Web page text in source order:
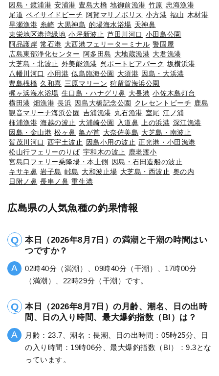
因島・鏡浦港 安浦港 豊島大橋 地御前漁港 竹原 忠海漁港
尾道 ベイサイドビーチ 阿賀マリノポリス 小方港 福山 木材港
早瀬漁港 糸崎 大黒神島 的場海水浴場 天神鼻
東栄地区港湾緑地 小坪新波止 芦田川河口 小田島公園
阿品護岸 常石港 大西港フェリーターミナル 警固屋
広島東部浄化センター 阿多田島 大地蔵漁港 大君漁港
大芝島・北波止 外美能漁港 呉ポートピアパーク 坂横浜港
八幡川河口 小用港 似島臨海公園 大須港 因島・大浜港
豊島桟橋 久和喜 三原マリーン 狩留賀海浜公園
梶ヶ浜海水浴場 生口島・ハナグリ鼻 大長港 小佐木島灯台
横田港 畑漁港 長浜 因島大橋記念公園 クレセントビーチ 鹿島
観音マリーナ海浜公園 吉浦漁港 丸石漁港 室尾 江ノ浦
柿浦漁港 海越の波止 大浦崎公園 入道鼻 上の浜港 深江漁港
因島・金山港 松ヶ鼻 亀が首 大奈佐美島 大芝島・南波止
賀茂川河口 西宇土波止 因島小用の波止 正光港・小田漁港
松山行フェリーのりば 宇和木の波止
鹿老渡小
宮島口フェリー乗降場・本土側 因島・石田造船の波止
キサキ鼻 岩子島 峠島 大和波止場 大芝島・西波止 奥の内
日附ノ鼻 長串ノ鼻 重生港
広島県の人気魚種の釣果情報
本日（2026年8月7日）の満潮と干潮の時間はい
つですか？
02時40分（満潮）、09時40分（干潮）、17時00分
（満潮）、22時29分（干潮）です。
本日（2026年8月7日）の月齢、潮名、日の出時
間、日の入り時間、最大爆釣指数（BI）は？
月齢：23.7、潮名：長潮、日の出時間：05時25分、日
の入り時間：19時06分、最大爆釣指数（BI）：9.3とな
っています。